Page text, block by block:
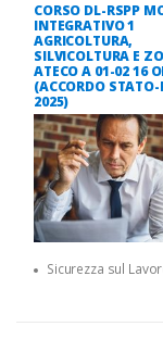
CORSO DL-RSPP
INTEGRATIVO 1
AGRICOLTURA,
SILVICOLTURA E
ATECO A 01-02 16
(ACCORDO
2025)
Sicurezza sul